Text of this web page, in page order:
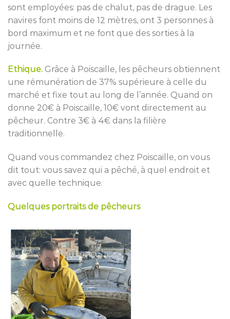
sont employées: pas de chalut, pas de drague. Les
navires font moins de 12 mètres, ont 3 personnes à
bord maximum et ne font que des sorties à la
journée.
Ethique. Grâce à Poiscaille, les pêcheurs obtiennent
une rémunération de 37% supérieure à celle du
marché et fixe tout au long de l’année. Quand on
donne 20€ à Poiscaille, 10€ vont directement au
pêcheur. Contre 3€ à 4€ dans la filière
traditionnelle.
Quand vous commandez chez Poiscaille, on vous
dit tout: vous savez qui a pêché, à quel endroit et
avec quelle technique.
Quelques portraits de pêcheurs